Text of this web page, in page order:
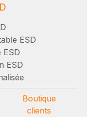
ESD
ESD
ESD
Boutique
clients